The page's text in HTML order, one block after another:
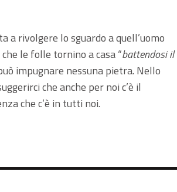
a rivolgere lo sguardo a quell’uomo
le folle tornino a casa “battendosi il
impugnare nessuna pietra. Nello
che anche per noi c’è il
che c’è in tutti noi.